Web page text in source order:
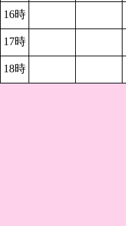
16時
17時
18時